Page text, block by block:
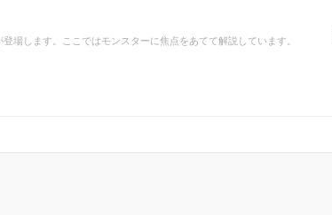
場します。ここではモンスターに焦点をあてて解説しています。